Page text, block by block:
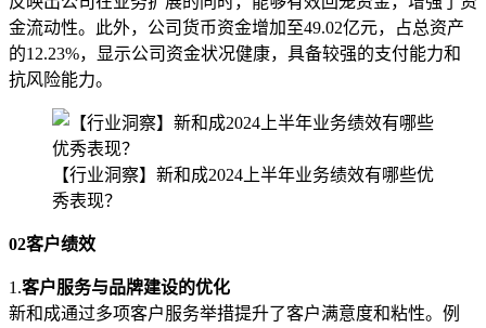
金流动性。此外，公司货币资金增加至49.02亿元，占总资产
的12.23%，显示公司资金状况健康，具备较强的支付能力和
抗风险能力。
【行业洞察】新和成2024上半年业务绩效有哪些优
秀表现？
02客户绩效
1.客户服务与品牌建设的优化
新和成通过多项客户服务举措提升了客户满意度和粘性。例